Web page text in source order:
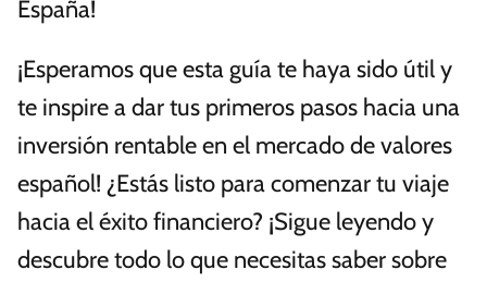
España!
¡Esperamos que esta guía te haya sido útil y
te inspire a dar tus primeros pasos hacia una
inversión rentable en el mercado de valores
español! ¿Estás listo para comenzar tu viaje
hacia el éxito financiero? ¡Sigue leyendo y
descubre todo lo que necesitas saber sobre